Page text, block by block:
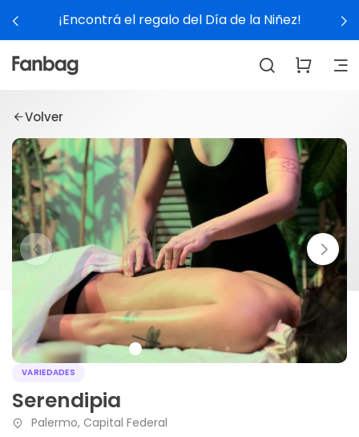
¡Encontrá el regalo del Día de la Niñez!
Volver
VARIEDADES
Serendipia
Palermo, Capital Federal